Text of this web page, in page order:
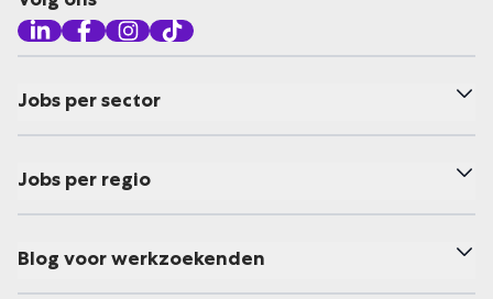
Jobs per sector
Jobs per regio
Blog voor werkzoekenden